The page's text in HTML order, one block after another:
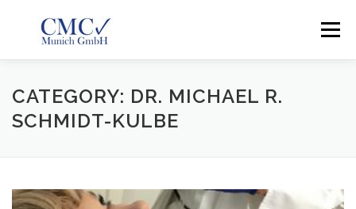
Menu
CMC MUNICH UNSER IMPRESSUM
CATEGORY: DR. MICHAEL R.
SCHMIDT-KULBE